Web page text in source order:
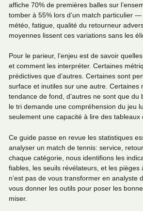
affiche 70% de premières balles sur
tomber à 55% lors d’un match particulier
météo, fatigue, qualité du retourneur
moyennes lissent ces variations sans les
Pour le parieur, l’enjeu est de savoir
et comment les interpréter. Certaines
prédictives que d’autres. Certaines sont
surface et inutiles sur une autre. Certaines
tendance de fond, d’autres ne sont que du
le tri demande une compréhension du jeu
seulement une capacité à lire des tableaux
Ce guide passe en revue les statistiques
analyser un match de tennis: service,
chaque catégorie, nous identifions les
fiables, les seuils révélateurs, et les pièges
n’est pas de vous transformer en analyste
vous donner les outils pour poser les
miser.